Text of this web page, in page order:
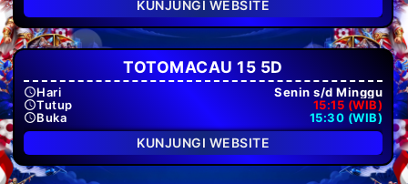
KUNJUNGI WEBSITE
TOTOMACAU 15 5D
Hari
Senin s/d Minggu
Tutup
15:15 (WIB)
Buka
15:30 (WIB)
KUNJUNGI WEBSITE